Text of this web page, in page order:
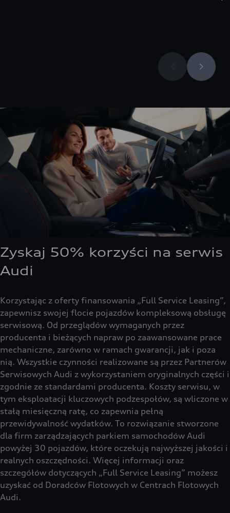
Zyskaj 50% korzyści na serwis
Audi
Korzystając z oferty finansowania „Full Service Leasing”,
zapewnisz swojej flocie pojazdów kompleksową obsługę
serwisową. Od przeglądów wymaganych przez
producenta i bieżących napraw po zaawansowane prace
mechaniczne, zarówno w ramach gwarancji, jak i poza
nią. Wszystkie czynności realizowane są przez Partnerów
Serwisowych Audi z wykorzystaniem oryginalnych części i
zgodnie ze standardami producenta. Koszty serwisu, w
tym eksploatacji kluczowych podzespołów, są wliczone w
stałą miesięczną ratę, co zapewnia pełną
przewidywalność wydatków. To rozwiązanie stworzone
dla firm zarządzających parkiem samochodów Audi
powyżej 30 pojazdów, które oczekują najwyższej jakości i
realnych oszczędności. Więcej informacji oraz
szczegółów dotyczących „Full Service Leasing” możesz
uzyskać od Doradców Flotowych w Centrach Flotowych
Audi.